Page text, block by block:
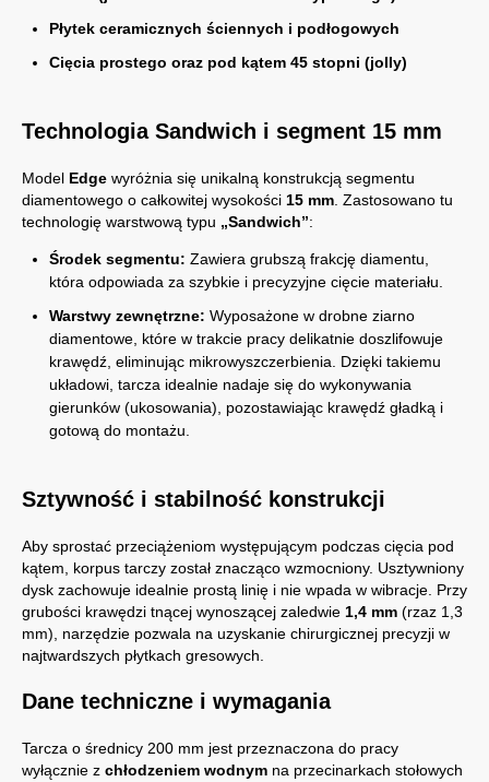
Płytek ceramicznych ściennych i podłogowych
Cięcia prostego oraz pod kątem 45 stopni (jolly)
Technologia Sandwich i segment 15 mm
Model Edge wyróżnia się unikalną konstrukcją segmentu
diamentowego o całkowitej wysokości 15 mm. Zastosowano tu
technologię warstwową typu „Sandwich”:
Środek segmentu: Zawiera grubszą frakcję diamentu,
która odpowiada za szybkie i precyzyjne cięcie materiału.
Warstwy zewnętrzne: Wyposażone w drobne ziarno
diamentowe, które w trakcie pracy delikatnie doszlifowuje
krawędź, eliminując mikrowyszczerbienia. Dzięki takiemu
układowi, tarcza idealnie nadaje się do wykonywania
gierunków (ukosowania), pozostawiając krawędź gładką i
gotową do montażu.
Sztywność i stabilność konstrukcji
Aby sprostać przeciążeniom występującym podczas cięcia pod
kątem, korpus tarczy został znacząco wzmocniony. Usztywniony
dysk zachowuje idealnie prostą linię i nie wpada w wibracje. Przy
grubości krawędzi tnącej wynoszącej zaledwie 1,4 mm (rzaz 1,3
mm), narzędzie pozwala na uzyskanie chirurgicznej precyzji w
najtwardszych płytkach gresowych.
Dane techniczne i wymagania
Tarcza o średnicy 200 mm jest przeznaczona do pracy
wyłącznie z chłodzeniem wodnym na przecinarkach stołowych